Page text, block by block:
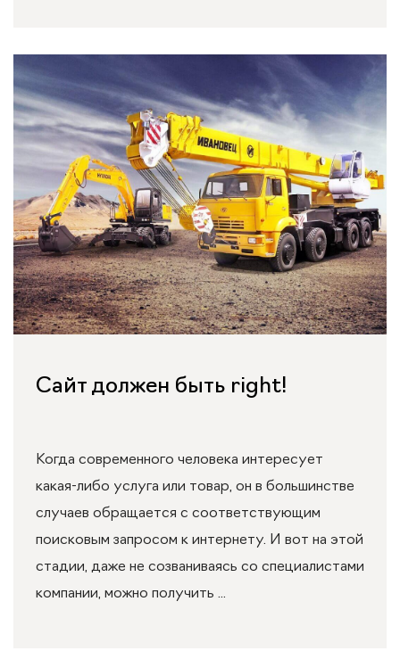
Сайт должен быть right!
Когда современного человека интересует
какая-либо услуга или товар, он в большинстве
случаев обращается с соответствующим
поисковым запросом к интернету. И вот на этой
стадии, даже не созваниваясь со специалистами
компании, можно получить ...